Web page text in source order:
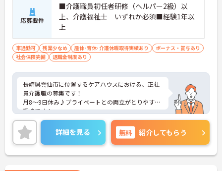
応募要件
■介護職員初任者研修（ヘルパー2級）以
上、介護福祉士 いずれか必須■経験1年以
上
車通勤可 残業少なめ 産休･育休･介護休暇取得実績あり
ボーナス・賞与あり
社会保険完備
退職金制度あり
長崎県雲仙市に位置するケアハウスにおける、正社
員介護職の募集です！
月8～9日休み♪プライベートとの両立がとりやすい
環境です！
ご興味ある方には、面接対策ポイントなど、さらに
詳細をお話しいたしますのでお気軽にご相談くださ
い。
詳細を見る 無料 紹介してもらう